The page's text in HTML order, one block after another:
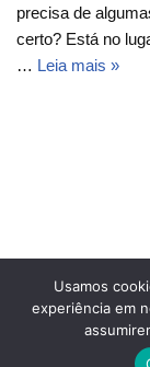
precisa de
certo? Está no
… Leia mais »
Fale
Política de
© Escala
Usamos
experiência em